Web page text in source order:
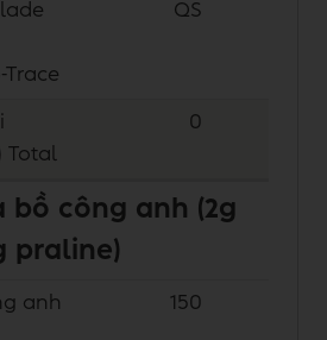
Trace
QS
Total
0
bồ công anh (2g
praline)
anh
150